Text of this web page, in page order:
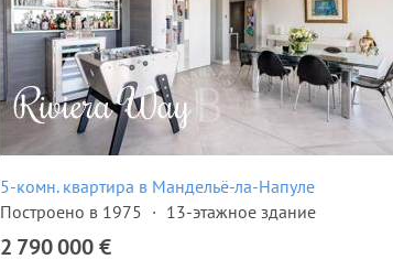
5-комн. квартира в Мандельё-ла-Напуле
Построено в 1975
13-этажное здание
2 790 000 €